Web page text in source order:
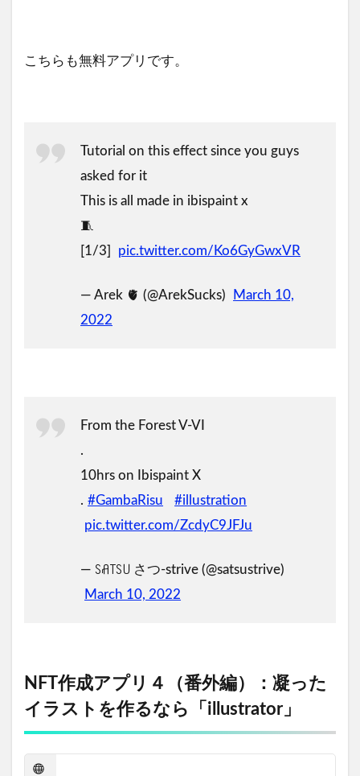
こちらも無料アプリです。
Tutorial on this effect since you guys
asked for it
This is all made in ibispaint x
🧵
[1/3]
pic.twitter.com/Ko6GyGwxVR
— Arek 🫀 (@ArekSucks)
March 10,
2022
From the Forest V-VI
.
10hrs on Ibispaint X
. #GambaRisu
#illustration
pic.twitter.com/ZcdyC9JFJu
— ꇙꋬ꓄ꇙ꒤ さつ-strive (@satsustrive)
March 10, 2022
NFT作成アプリ４（番外編）：凝った
イラストを作るなら「illustrator」